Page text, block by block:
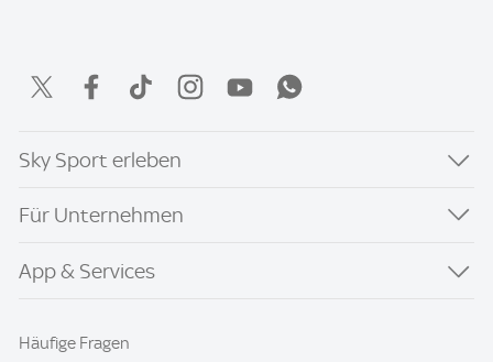
Sky Sport erleben
Für Unternehmen
App & Services
Häufige Fragen